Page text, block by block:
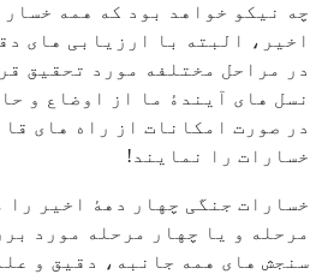
چه نیکو خواهد بود که همه
اخیر، البته با ارزیابی های
در مراحل مختلفه مورد تحقیق
نسل های آیندۀ ما از اوضاع و
در صورت امکانات از راه های
خسارات را نمایند!
خسارات جنگی چهار دهۀ اخیر را
مرحله و یا چهار مرحله مورد
سنجش های همه جانبه، دقیق و